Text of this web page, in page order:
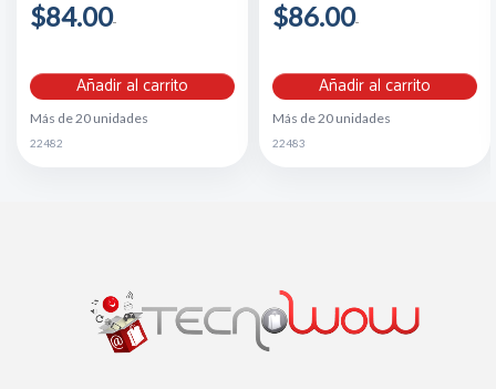
$84.00
Añadir al carrito
Más de 20 unidades
22482
$86.00
Añadir al carrito
Más de 20 unidades
22483